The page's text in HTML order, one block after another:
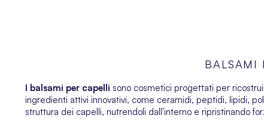
BALSAMI
I balsami per capelli sono cosmetici progettati per
ingredienti attivi innovativi, come ceramidi, peptidi, lipidi,
struttura dei capelli, nutrendoli dall'interno e ripristinando